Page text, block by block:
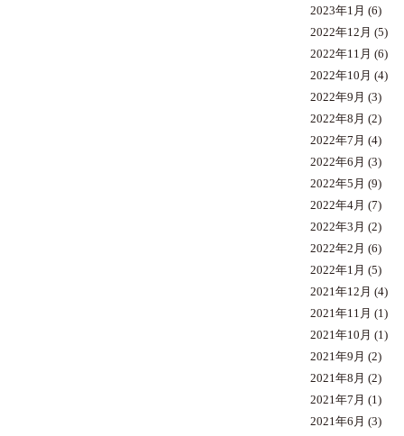
2023年1月 (6)
2022年12月 (5)
2022年11月 (6)
2022年10月 (4)
2022年9月 (3)
2022年8月 (2)
2022年7月 (4)
2022年6月 (3)
2022年5月 (9)
2022年4月 (7)
2022年3月 (2)
2022年2月 (6)
2022年1月 (5)
2021年12月 (4)
2021年11月 (1)
2021年10月 (1)
2021年9月 (2)
2021年8月 (2)
2021年7月 (1)
2021年6月 (3)